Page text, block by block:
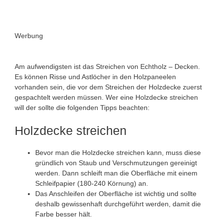
Werbung
Am aufwendigsten ist das Streichen von Echtholz – Decken.
Es können Risse und Astlöcher in den Holzpaneelen
vorhanden sein, die vor dem Streichen der Holzdecke zuerst
gespachtelt werden müssen. Wer eine Holzdecke streichen
will der sollte die folgenden Tipps beachten:
Holzdecke streichen
Bevor man die Holzdecke streichen kann, muss diese
gründlich von Staub und Verschmutzungen gereinigt
werden. Dann schleift man die Oberfläche mit einem
Schleifpapier (180-240 Körnung) an.
Das Anschleifen der Oberfläche ist wichtig und sollte
deshalb gewissenhaft durchgeführt werden, damit die
Farbe besser hält.